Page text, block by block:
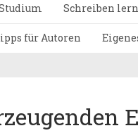
Schreiben
für Autoren